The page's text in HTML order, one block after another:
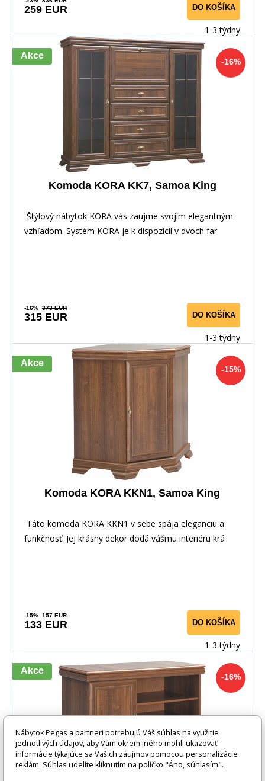
259 EUR DO KOŠÍKA
1-3 týdny
-16%
Akce
Komoda KORA KK7, Samoa King
Štýlový nábytok KORA vás zaujme svojím elegantným
vzhľadom. Systém KORA je k dispozícii v dvoch far
-16% 373 EUR
315 EUR DO KOŠÍKA
1-3 týdny
-15%
Akce
Komoda KORA KKN1, Samoa King
Táto komoda KORA KKN1 v sebe spája eleganciu a
funkčnosť. Jej krásny dekor dodá vášmu interiéru krá
-15% 157 EUR
133 EUR DO KOŠÍKA
1-3 týdny
-16%
Akce
Nábytok Pegas a partneri potrebujú Váš súhlas na využitie
jednotlivých údajov, aby Vám okrem iného mohli ukazovať
informácie týkajúce sa Vašich záujmov pomocou personalizácie
reklám. Súhlas udelíte kliknutím na políčko "Áno, súhlasím".